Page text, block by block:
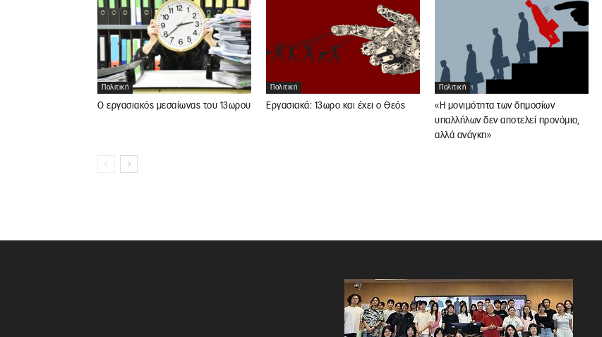
Πολιτική
Ο εργασιακός μεσαίωνας του 13ωρου
Πολιτική
Εργασιακά: 13ωρο και έχει ο Θεός
Πολιτική
«Η μονιμότητα των δημοσίων
υπαλλήλων δεν αποτελεί προνόμιο,
αλλά ανάγκη»